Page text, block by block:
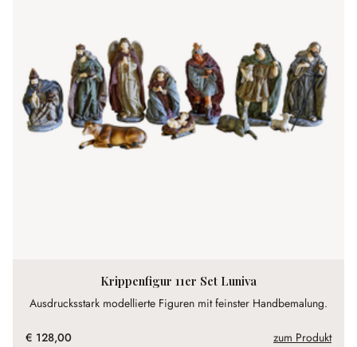
Krippenfigur 11er Set Luniva
Ausdrucksstark modellierte Figuren mit feinster Handbemalung.
€ 128,00 zum Produkt